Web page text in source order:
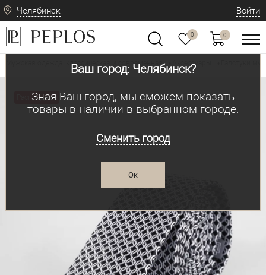
Челябинск
Ваш город: Челябинск?
Зная Ваш город, мы сможем показать
товары в наличии в выбранном городе.
Сменить город
Ок
Войти
0 0
Мужская одежда: классическая и современная Аксессуары
Распродажа